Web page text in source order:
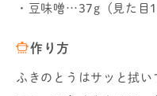
・豆味噌…37g（見た目
作り方
ふきのとうはサッと拭